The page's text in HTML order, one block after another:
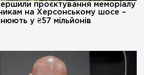
проєктування меморіалу
на Херсонському шосе –
у ₴57 мільйонів